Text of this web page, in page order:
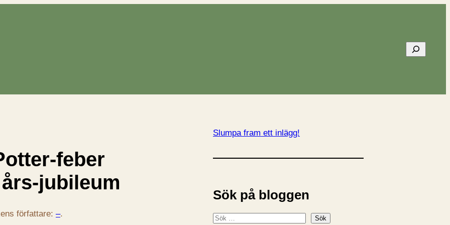
Sök
feber
jubileum
författare: –.
Slumpa fram ett inlägg!
Sök på bloggen
S
Sök